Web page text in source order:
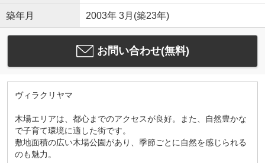
築年月 2003年 3月(築23年)
お問い合わせ(無料)
ヴィラクリヤマ
木場エリアは、都心までのアクセスが良好。また、自然豊かな
で子育て環境に適した街です。
敷地面積の広い木場公園があり、季節ごとに自然を感じられる
のも魅力。